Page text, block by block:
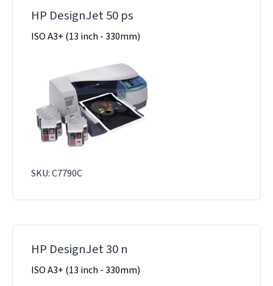
HP DesignJet 50 ps
ISO A3+ (13 inch - 330mm)
SKU: C7790C
HP DesignJet 30 n
ISO A3+ (13 inch - 330mm)